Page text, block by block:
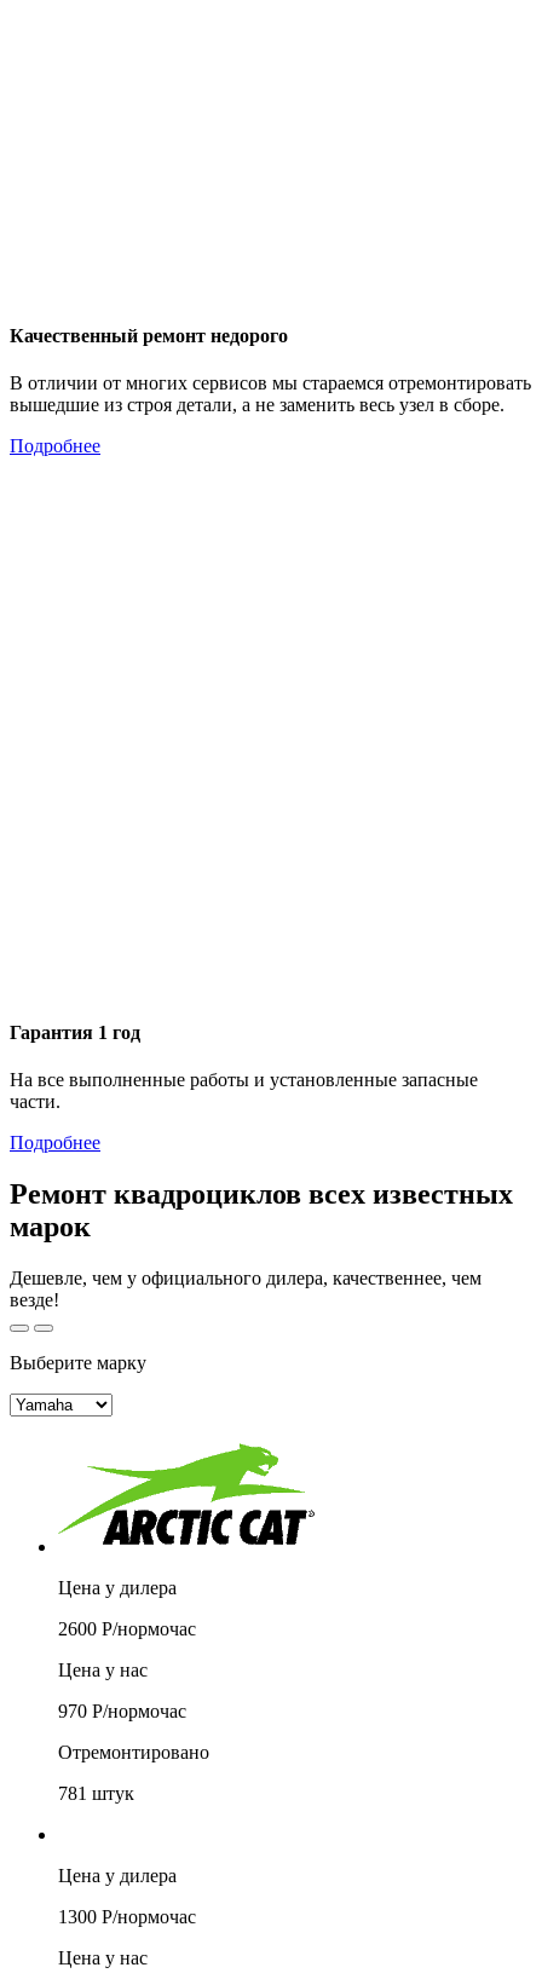
Качественный ремонт недорого
В отличии от многих сервисов мы стараемся отремонтировать
вышедшие из строя детали, а не заменить весь узел в сборе.
Подробнее
Гарантия 1 год
На все выполненные работы и установленные запасные
части.
Подробнее
Ремонт квадроциклов всех известных
марок
Дешевле, чем у официального дилера, качественнее, чем
везде!
Выберите марку
Цена у дилера
2600 Р/нормочас
Цена у нас
970 Р/нормочас
Отремонтировано
781 штук
Цена у дилера
1300 Р/нормочас
Цена у нас